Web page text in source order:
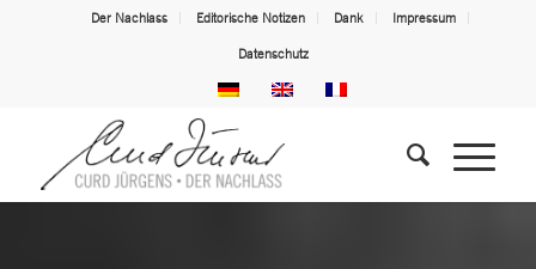
Der Nachlass Editorische Notizen Dank Impressum
Datenschutz